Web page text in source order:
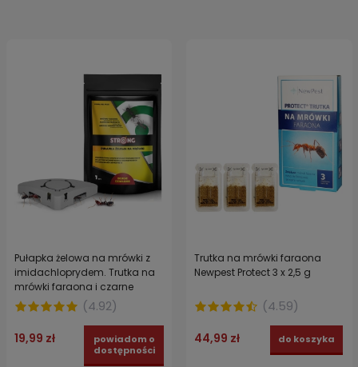
Pułapka żelowa na mrówki z
imidachloprydem. Trutka na
mrówki faraona i czarne
mrówki STRONG 1 szt.
(4.92)
19,99 zł
powiadom o
dostępności
Trutka na mrówki faraona
Newpest Protect 3 x 2,5 g
(4.59)
44,99 zł do koszyka